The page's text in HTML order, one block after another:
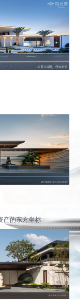
产的东方坐标